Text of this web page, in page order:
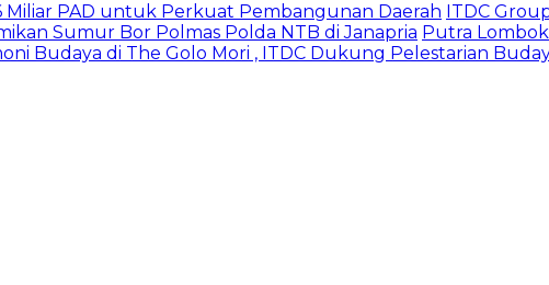
Miliar PAD untuk Perkuat Pembangunan Daerah ITDC
Sumur Bor Polmas Polda NTB di Janapria Putra
Budaya di The Golo Mori , ITDC Dukung Pelestarian